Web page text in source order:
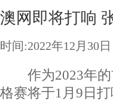
澳网即将打响
时间:2022年12月30日
作为2023年的
格赛将于1月9日